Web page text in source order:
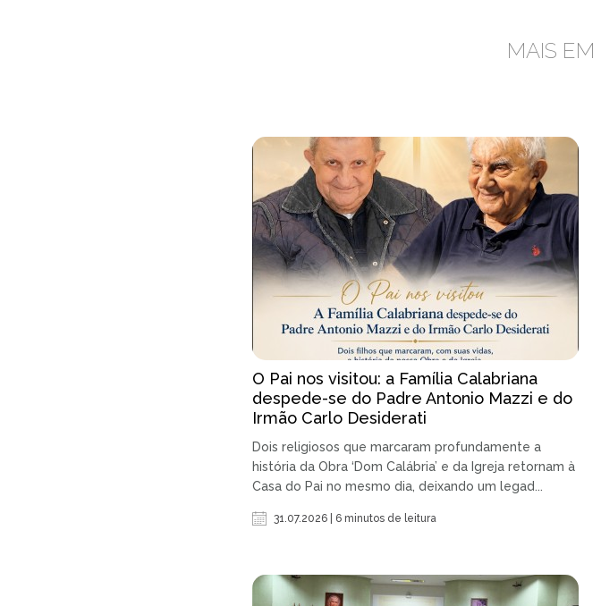
MAIS EM
O Pai nos visitou: a Família Calabriana
despede-se do Padre Antonio Mazzi e do
Irmão Carlo Desiderati
Dois religiosos que marcaram profundamente a
história da Obra ‘Dom Calábria’ e da Igreja retornam à
Casa do Pai no mesmo dia, deixando um legad...
31.07.2026 | 6 minutos de leitura